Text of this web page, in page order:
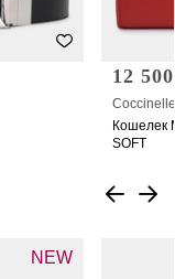
12
Coccinelle
Кошелек
SOFT
NEW